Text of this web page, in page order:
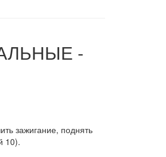
-
зажигание, поднять
10).